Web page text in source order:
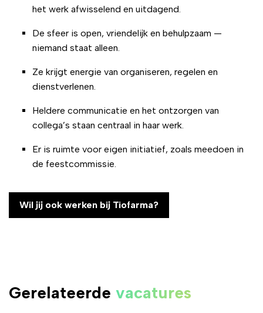
het werk afwisselend en uitdagend.
De sfeer is open, vriendelijk en behulpzaam —
niemand staat alleen.
Ze krijgt energie van organiseren, regelen en
dienstverlenen.
Heldere communicatie en het ontzorgen van
collega’s staan centraal in haar werk.
Er is ruimte voor eigen initiatief, zoals meedoen in
de feestcommissie.
Wil jij ook werken bij Tiofarma?
Gerelateerde vacatures